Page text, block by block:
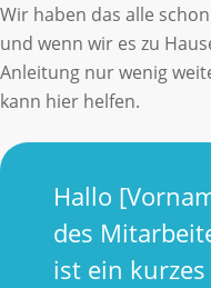
Wir haben das alle
und wenn wir es zu
Anleitung nur wenig
kann hier helfen.
Hallo
des
ist ein